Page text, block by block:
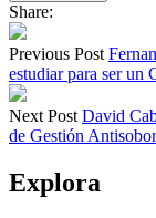
Share:
Previous Post
estudiar para ser un
Next Post David
de Gestión
Explora